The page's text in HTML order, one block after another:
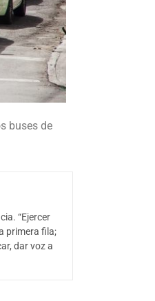
buses de
“Ejercer
primera fila;
dar voz a